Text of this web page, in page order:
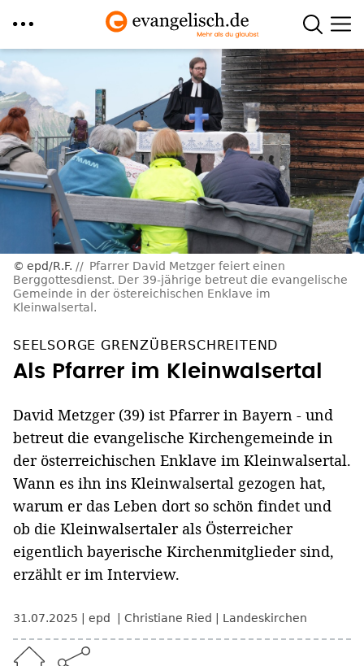
Direkt
zum
Inhalt
epd/R.F.
Pfarrer David Metzger feiert einen
Berggottesdienst. Der 39-jährige betreut die evangelische
Gemeinde in der östereichischen Enklave im
Kleinwalsertal.
SEELSORGE GRENZÜBERSCHREITEND
Als Pfarrer im Kleinwalsertal
David Metzger (39) ist Pfarrer in Bayern - und
betreut die evangelische Kirchengemeinde in
der österreichischen Enklave im Kleinwalsertal.
Wann es ihn ins Kleinwalsertal gezogen hat,
warum er das Leben dort so schön findet und
ob die Kleinwalsertaler als Österreicher
eigentlich bayerische Kirchenmitglieder sind,
erzählt er im Interview.
31.07.2025 epd Christiane Ried Landeskirchen